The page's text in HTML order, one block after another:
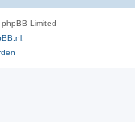
Limited